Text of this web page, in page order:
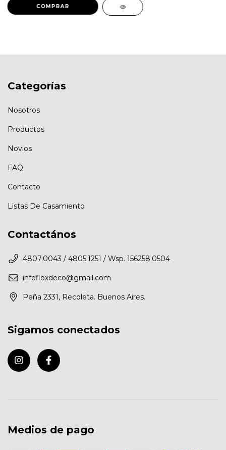
Categorías
Nosotros
Productos
Novios
FAQ
Contacto
Listas De Casamiento
Contactános
4807.0043 / 4805.1251 / Wsp. 156258.0504
infofloxdeco@gmail.com
Peña 2331, Recoleta. Buenos Aires.
Sigamos conectados
Medios de pago